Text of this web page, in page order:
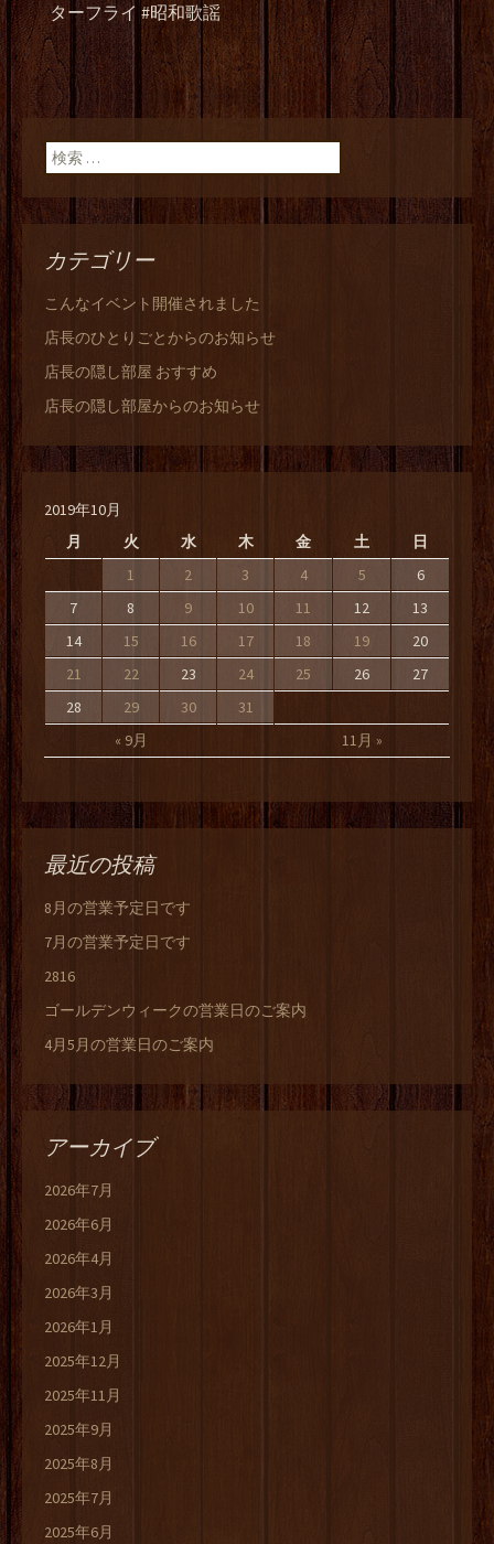
ターフライ #昭和歌謡
検索:
カテゴリー
こんなイベント開催されました
店長のひとりごとからのお知らせ
店長の隠し部屋 おすすめ
店長の隠し部屋からのお知らせ
2019年10月
月
火 水 木 金 土 日
« 9月 11月 »
1 2 3 4 5
6
7
8 9 10 11 12
13
14
15 16 17 18 19
20
21
22 23 24 25 26
27
28
29 30 31
最近の投稿
8月の営業予定日です
7月の営業予定日です
2816
ゴールデンウィークの営業日のご案内
4月5月の営業日のご案内
アーカイブ
2026年7月
2026年6月
2026年4月
2026年3月
2026年1月
2025年12月
2025年11月
2025年9月
2025年8月
2025年7月
2025年6月